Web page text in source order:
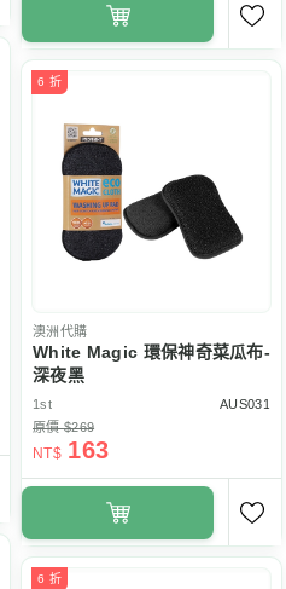
6 折
澳洲代購
White Magic 環保神奇菜瓜布-
深夜黑
1st
AUS031
原價 $269
NT$ 163
6 折